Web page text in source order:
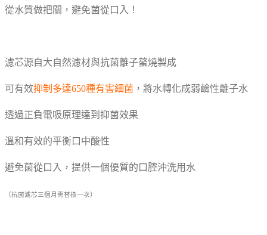
從水質做把關，避免菌從口入！
濾芯源自大自然濾材與抗菌離子螯燒製成
可有效抑制多達650種有害細菌 ，將水轉化成弱鹼性離子水
透過正負電吸原理達到抑菌效果
溫和有效的平衡口中酸性
避免菌從口入，提供一個優質的口腔沖洗用水
（抗菌濾芯三個月需替換一次）